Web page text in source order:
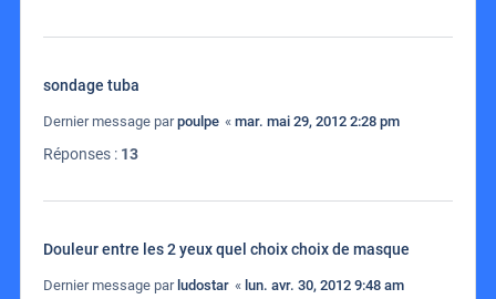
sondage tuba
Dernier message parpoulpe « mar. mai 29, 2012 2:28 pm
Réponses : 13
Douleur entre les 2 yeux quel choix choix de masque
Dernier message parludostar « lun. avr. 30, 2012 9:48 am